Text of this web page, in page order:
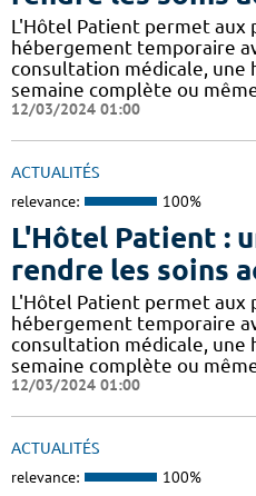
L'Hôtel Patient permet aux
hébergement temporaire
consultation médicale, une
semaine complète ou
12/03/2024 01:00
ACTUALITÉS
relevance: 100%
L'Hôtel Patient :
rendre les soins
L'Hôtel Patient permet aux
hébergement temporaire
consultation médicale, une
semaine complète ou
12/03/2024 01:00
ACTUALITÉS
relevance: 100%